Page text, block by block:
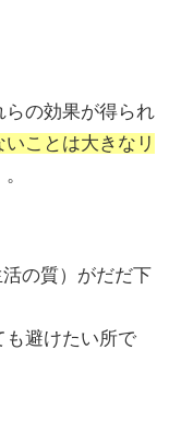
の効果が得られ
いことは大きなリ
の質）がだだ下
も避けたい所で